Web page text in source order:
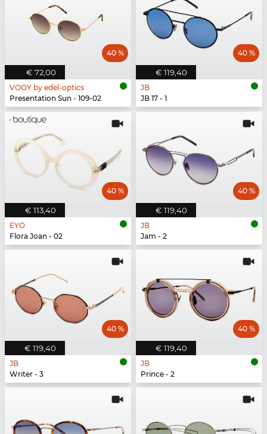
€ 72,00
40 %
VOOY by edel-optics
Presentation Sun - 109-02
€ 119,40
40 %
JB
JB 17 - 1
€ 113,40
40 %
EYO
Flora Joan - 02
€ 119,40
40 %
JB
Jam - 2
€ 119,40
40 %
JB
Writer - 3
€ 119,40
40 %
JB
Prince - 2